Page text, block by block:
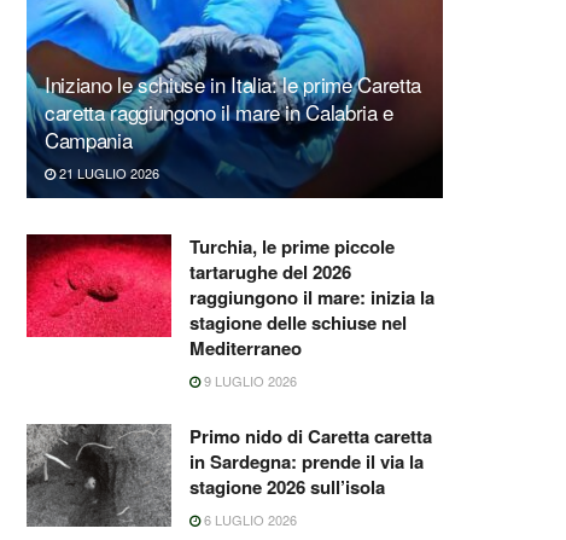
Iniziano le schiuse in Italia: le prime Caretta
caretta raggiungono il mare in Calabria e
Campania
21 LUGLIO 2026
Turchia, le prime piccole
tartarughe del 2026
raggiungono il mare: inizia la
stagione delle schiuse nel
Mediterraneo
9 LUGLIO 2026
Primo nido di Caretta caretta
in Sardegna: prende il via la
stagione 2026 sull’isola
6 LUGLIO 2026